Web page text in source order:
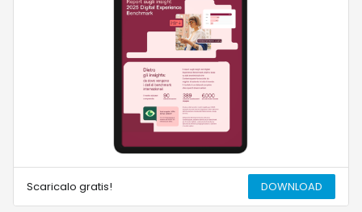
Scaricalo gratis! DOWNLOAD